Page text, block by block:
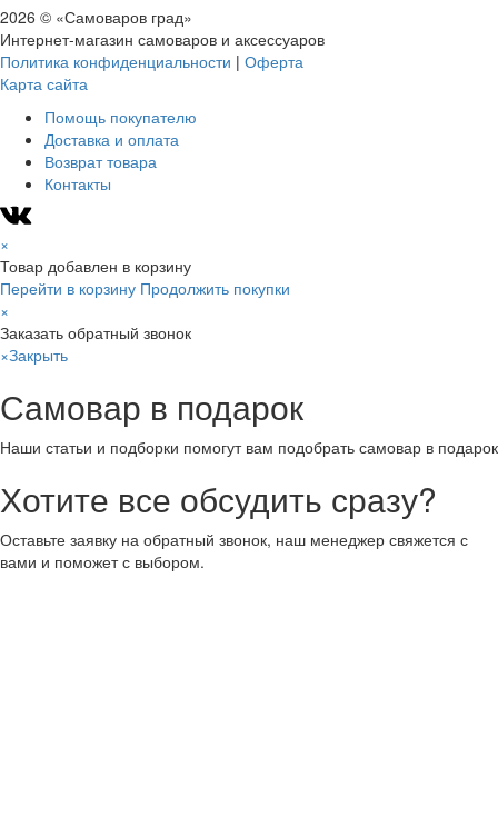
2026 © «Самоваров град»
Интернет-магазин самоваров и аксессуаров
Политика конфиденциальности | Оферта
Карта сайта
Помощь покупателю
Доставка и оплата
Возврат товара
Контакты
×
Товар добавлен в корзину
Перейти в корзину Продолжить покупки
×
Заказать обратный звонок
×Закрыть
Самовар в подарок
Наши статьи и подборки помогут вам подобрать самовар в подарок
Хотите все обсудить сразу?
Оставьте заявку на обратный звонок, наш менеджер свяжется с
вами и поможет с выбором.